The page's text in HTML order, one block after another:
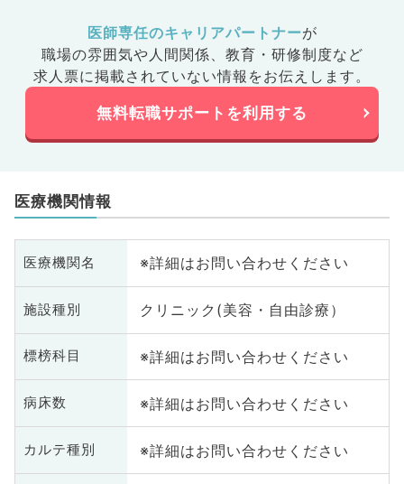
医師専任のキャリアパートナーが
職場の雰囲気や人間関係、 教育・研修制度など
求人票に掲載されていない情報をお伝えします。
無料転職サポートを利用する
医療機関情報
医療機関名 ※詳細はお問い合わせください
施設種別 クリニック(美容・自由診療）
標榜科目 ※詳細はお問い合わせください
病床数 ※詳細はお問い合わせください
カルテ種別 ※詳細はお問い合わせください